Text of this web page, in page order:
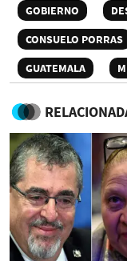
GOBIERNO
CONSUELO PORRAS
GUATEMALA